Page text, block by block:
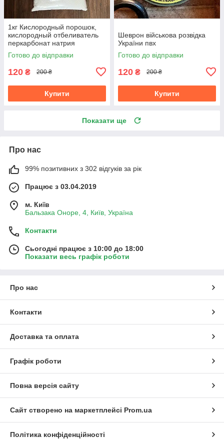
1кг Кислородный порошок,
кислородный отбеливатель
перкарбонат натрия
Готово до відправки
120 ₴ 200 ₴
Купити
Шеврон військова розвідка
України пвх
Готово до відправки
120 ₴ 200 ₴
Купити
Показати ще
Про нас
99% позитивних з 302 відгуків за рік
Працює з 03.04.2019
м. Київ
Бальзака Оноре, 4, Київ, Україна
Контакти
Сьогодні працює з 10:00 до 18:00
Показати весь графік роботи
Про нас
Контакти
Доставка та оплата
Графік роботи
Повна версія сайту
Сайт створено на маркетплейсі Prom.ua
Політика конфіденційності